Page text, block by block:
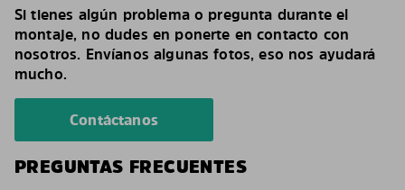
Si tienes algún problema o pregunta durante el
montaje, no dudes en ponerte en contacto con
nosotros. Envíanos algunas fotos, eso nos ayudará
mucho.
Contáctanos
PREGUNTAS FRECUENTES